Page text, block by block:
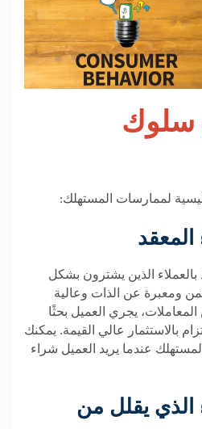
سلوك
لممارسات المستهلك:
الذين يشترون بشكل
ومعبرة عن الذات وعالية
يجري العميل بحثًا
بالاستثمار عالي القيمة. يمكنك
عندما يريد العميل شراء
الذي يقلل من